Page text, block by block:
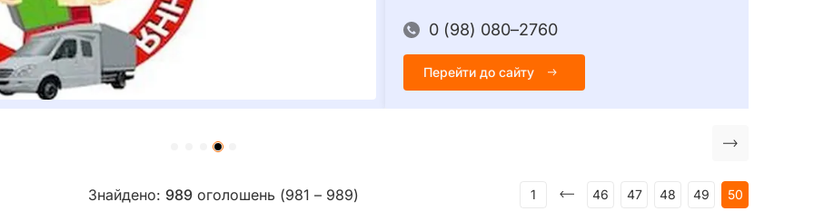
Знайдено: 989 оголошень (981 – 989) 1 46 47 48 49 50